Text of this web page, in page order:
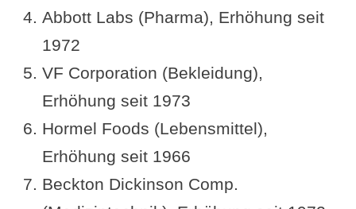
Abbott Labs (Pharma), Erhöhung seit
1972
VF Corporation (Bekleidung),
Erhöhung seit 1973
Hormel Foods (Lebensmittel),
Erhöhung seit 1966
Beckton Dickinson Comp.